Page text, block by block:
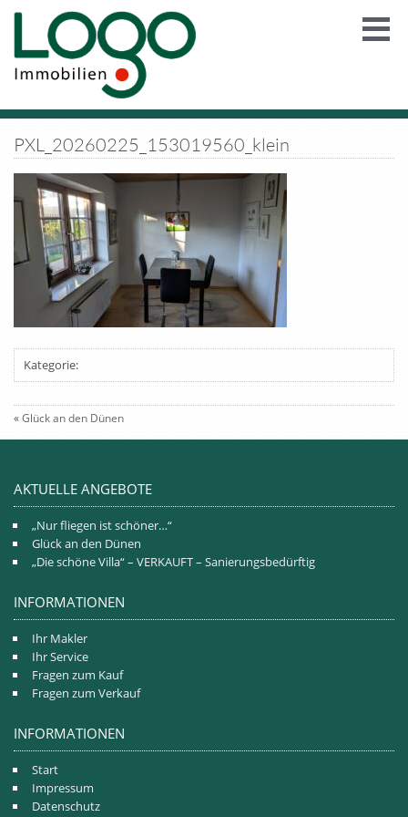
PXL_20260225_153019560_klein
Kategorie:
«Glück an den Dünen
AKTUELLE ANGEBOTE
„Nur fliegen ist schöner…“
Glück an den Dünen
„Die schöne Villa“ – VERKAUFT – Sanierungsbedürftig
INFORMATIONEN
Ihr Makler
Ihr Service
Fragen zum Kauf
Fragen zum Verkauf
INFORMATIONEN
Start
Impressum
Datenschutz